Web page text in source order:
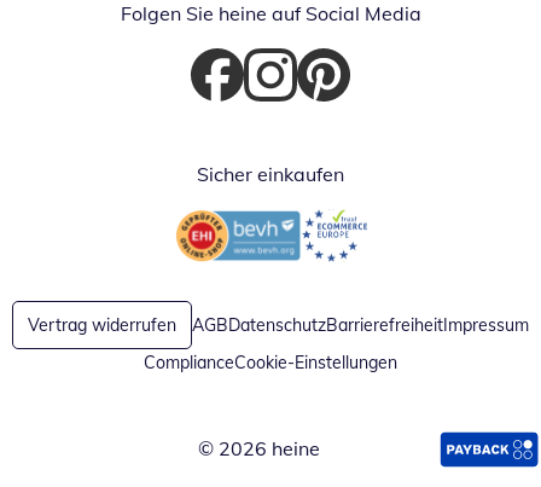
Folgen Sie heine auf Social Media
Öffnet in neuem Fenster
Öffnet in neuem Fenster
Öffnet in neuem Fenster
Sicher einkaufen
Öffnet in neuem FensterÖffnet in neuem Fenster
Vertrag widerrufen AGBDatenschutzBarrierefreiheitImpressum
ComplianceCookie-Einstellungen
© 2026 heine